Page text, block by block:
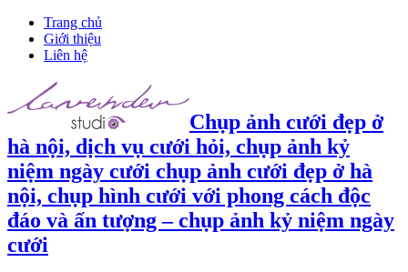
Trang chủ
Giới thiệu
Liên hệ
Chụp ảnh cưới đẹp ở
hà nội, dịch vụ cưới hỏi, chụp ảnh kỷ
niệm ngày cưới chụp ảnh cưới đẹp ở hà
nội, chụp hình cưới với phong cách độc
đáo và ấn tượng – chụp ảnh kỷ niệm ngày
cưới